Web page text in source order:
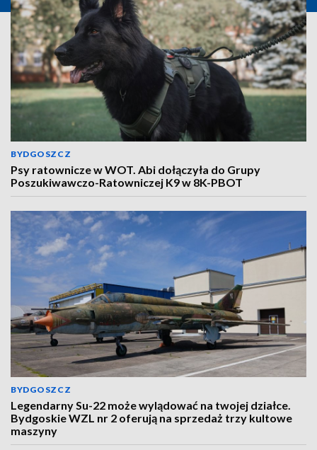
BYDGOSZCZ
Psy ratownicze w WOT. Abi dołączyła do Grupy
Poszukiwawczo-Ratowniczej K9 w 8K-PBOT
BYDGOSZCZ
Legendarny Su-22 może wylądować na twojej działce.
Bydgoskie WZL nr 2 oferują na sprzedaż trzy kultowe
maszyny